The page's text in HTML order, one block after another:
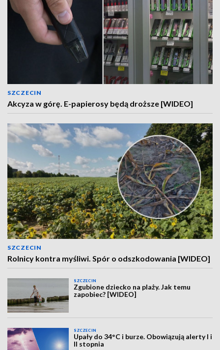
SZCZECIN
Akcyza w górę. E-papierosy będą droższe [WIDEO]
SZCZECIN
Rolnicy kontra myśliwi. Spór o odszkodowania [WIDEO]
SZCZECIN
Zgubione dziecko na plaży. Jak temu
zapobiec? [WIDEO]
SZCZECIN
Upały do 34°C i burze. Obowiązują alerty I i
II stopnia